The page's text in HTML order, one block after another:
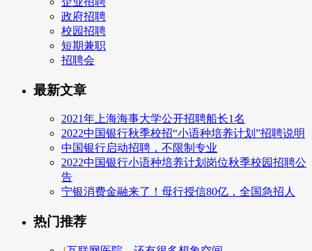
政府招聘
校园招聘
短期兼职
招聘会
最新文章
2021年上海海事大学公开招聘船长1名
2022中国银行秋季校招“小语种培养计划”招聘说明
中国银行启动招聘，不限制专业
2022中国银行小语种培养计划岗位秋季校园招聘公
告
宁银消费金融来了！母行授信80亿，全国急招人
热门推荐